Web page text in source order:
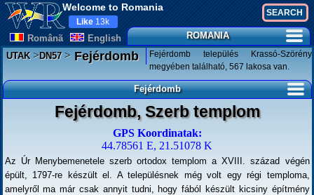
Welcome to Romania
Românã English
Like 13k
ROMANIA
UTAK>DN57>Fejérdomb
Fejérdomb település Krassó-Szörény
megyében található, 567 lakosa van.
Fejérdomb
Fejérdomb, Szerb templom
GPS Koordinatak:
44.78561 E, 21.51078 K
Az Úr Menybemenetele szerb ortodox templom a XVIII. század végén
épült, 1797-re készült el. A településnek még volt egy régi temploma,
amelyről ma már csak annyit tudni, hogy fából készült kicsiny építmény